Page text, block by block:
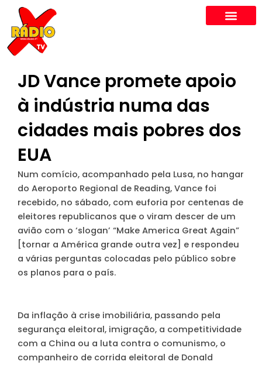
content
JD Vance promete apoio
à indústria numa das
cidades mais pobres dos
EUA
Num comício, acompanhado pela Lusa, no hangar
do Aeroporto Regional de Reading, Vance foi
recebido, no sábado, com euforia por centenas de
eleitores republicanos que o viram descer de um
avião com o ‘slogan’ “Make America Great Again”
[tornar a América grande outra vez] e respondeu
a várias perguntas colocadas pelo público sobre
os planos para o país.
Da inflação à crise imobiliária, passando pela
segurança eleitoral, imigração, a competitividade
com a China ou a luta contra o comunismo, o
companheiro de corrida eleitoral de Donald